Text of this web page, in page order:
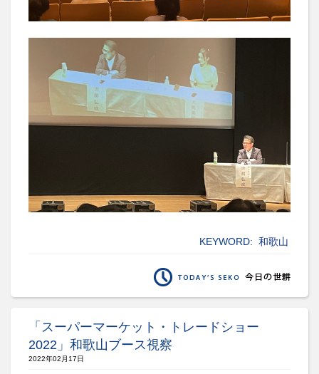
KEYWORD: 和歌山
「スーパーマーケット・トレードショー
2022」和歌山ブース視察
2022年02月17日